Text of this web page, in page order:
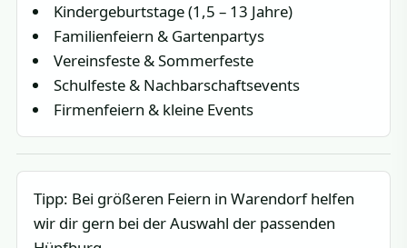
Kindergeburtstage (1,5 – 13 Jahre)
Familienfeiern & Gartenpartys
Vereinsfeste & Sommerfeste
Schulfeste & Nachbarschaftsevents
Firmenfeiern & kleine Events
Tipp: Bei größeren Feiern in Warendorf helfen
wir dir gern bei der Auswahl der passenden